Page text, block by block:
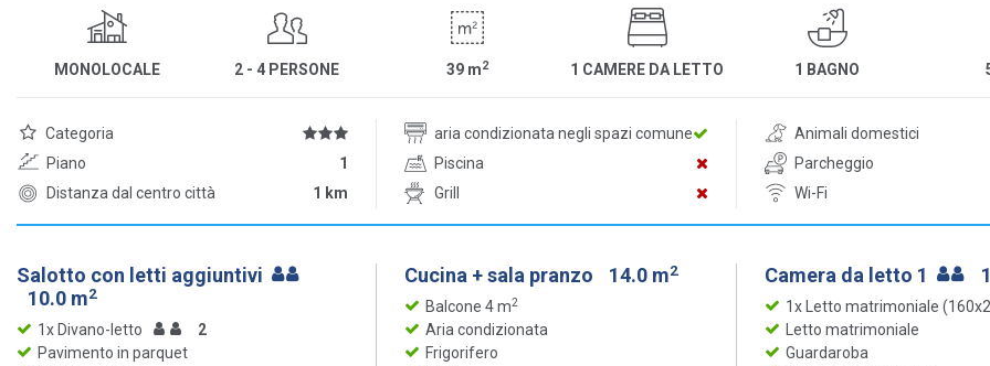
MONOLOCALE 2 - 4 PERSONE 39 m2 1 CAMERE DA LETTO 1 BAGNO
Categoria aria condizionata negli spazi comune
Animali domestici
Piano
1 Piscina
Parcheggio
Distanza dal centro città
1 km Grill Wi-Fi
Salotto con letti aggiuntivi
10.0 m2
1x Divano-letto
2
Pavimento in parquet
Cucina + sala pranzo 14.0 m2
Balcone 4 m2
Aria condizionata
Frigorifero
Camera da letto 1
1x Letto matrimoniale
Letto matrimoniale
Guardaroba